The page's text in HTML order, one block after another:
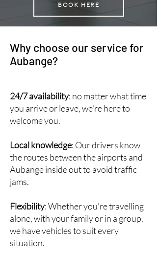
BOOK HERE
Why choose our service for
Aubange?
24/7 availability: no matter what time
you arrive or leave, we're here to
welcome you.
Local knowledge: Our drivers know
the routes between the airports and
Aubange inside out to avoid traffic
jams.
Flexibility: Whether you're travelling
alone, with your family or in a group,
we have vehicles to suit every
situation.